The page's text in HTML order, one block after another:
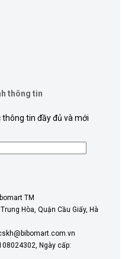
thông tin
thông tin đầy đủ và mới
TM
Hòa, Quận Cầu Giấy, Hà
Ngày cấp: